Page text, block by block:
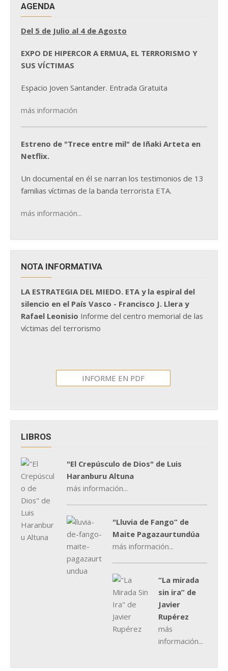
AGENDA
Del 5 de Julio al 4 de Agosto
EXPO DE HIPERCOR A ERMUA, EL TERRORISMO Y
SUS VÍCTIMAS
Espacio Joven Santander. Entrada Gratuita
más información
Estreno de "Trece entre mil" de Iñaki Arteta en
Netflix.
Un documental en él se narran los testimonios de 13
familias víctimas de la banda terrorista ETA.
más información...
NOTA INFORMATIVA
LA ESTRATEGIA DEL MIEDO. ETA y la espiral del
silencio en el País Vasco - Francisco J. Llera y
Rafael Leonisio Informe del centro memorial de las
víctimas del terrorismo
INFORME EN PDF
LIBROS
"El Crepúsculo de Dios" de Luis
Haranburu Altuna
más información...
"Lluvia de Fango” de
Maite Pagazaurtundúa
más información...
“La mirada
sin ira” de
Javier
Rupérez
más
información...